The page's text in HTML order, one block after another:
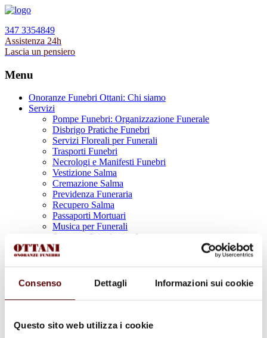
Consenso Dettagli Informazioni sui cookie
Questo sito web utilizza i cookie
347 3354849
Assistenza 24h
Lascia un pensiero
Menu
Onoranze Funebri Ottani: Chi siamo
Servizi
Pompe Funebri: Organizzazione Funerale
Disbrigo Pratiche Funebri
Servizi Floreali per Funerali
Trasporti Funebri
Necrologi e Manifesti Funebri
Vestizione Salma
Cremazione Salma
Previdenza Funeraria
Recupero Salma
Passaporti Mortuari
Musica per Funerali
Supporto Psicologico Lutto
Prodotti Funerari
Lapidi, Lastre tombali e Monumenti Funerari
Urne Cinerarie
Allestimento Funebre
In caso di decesso
News